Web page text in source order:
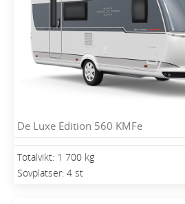
De Luxe Edition 560 KMFe
Totalvikt: 1 700 kg
Sovplatser: 4 st